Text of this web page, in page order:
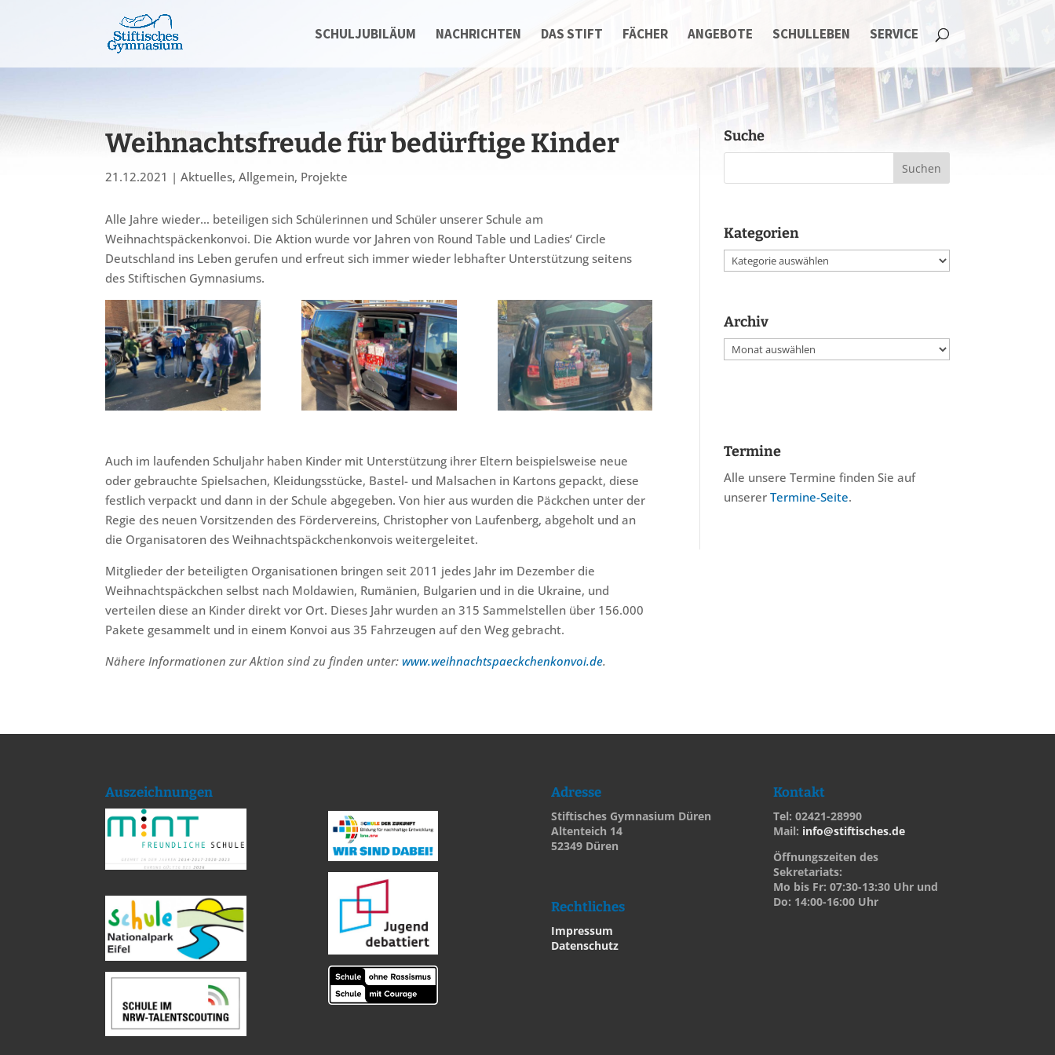
SCHULJUBILÄUM NACHRICHTEN DAS STIFT FÄCHER ANGEBOTE SCHULLEBEN SERVICE
Weihnachtsfreude für bedürftige Kinder
21.12.2021 |Aktuelles,Allgemein, Projekte
Alle Jahre wieder… beteiligen sich Schülerinnen und Schüler unserer Schule am
Weihnachtspäckenkonvoi. Die Aktion wurde vor Jahren von Round Table und Ladies‘ Circle
Deutschland ins Leben gerufen und erfreut sich immer wieder lebhafter Unterstützung seitens
des Stiftischen Gymnasiums.
Auch im laufenden Schuljahr haben Kinder mit Unterstützung ihrer Eltern beispielsweise neue
oder gebrauchte Spielsachen, Kleidungsstücke, Bastel- und Malsachen in Kartons gepackt, diese
festlich verpackt und dann in der Schule abgegeben. Von hier aus wurden die Päckchen unter der
Regie des neuen Vorsitzenden des Fördervereins, Christopher von Laufenberg, abgeholt und an
die Organisatoren des Weihnachtspäckchenkonvois weitergeleitet.
Mitglieder der beteiligten Organisationen bringen seit 2011 jedes Jahr im Dezember die
Weihnachtspäckchen selbst nach Moldawien, Rumänien, Bulgarien und in die Ukraine, und
verteilen diese an Kinder direkt vor Ort. Dieses Jahr wurden an 315 Sammelstellen über 156.000
Pakete gesammelt und in einem Konvoi aus 35 Fahrzeugen auf den Weg gebracht.
Nähere Informationen zur Aktion sind zu finden unter:www.weihnachtspaeckchenkonvoi.de.
Suche
Kategorien
Kategorien
Archiv
Archiv
Termine
Alle unsere Termine finden Sie auf
unserer Termine-Seite.
Auszeichnungen Adresse
Stiftisches Gymnasium Düren
Altenteich 14
52349 Düren
Rechtliches
Impressum
Datenschutz
Kontakt
Tel: 02421-28990
Mail: info@stiftisches.de
Öffnungszeiten des
Sekretariats:
Mo bis Fr: 07:30-13:30 Uhr und
Do: 14:00-16:00 Uhr